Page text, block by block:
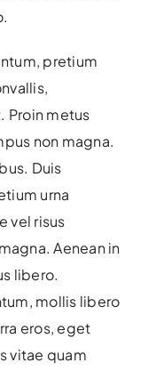
pretium
Proin metus
non magna.
Duis
urna
vel risus
Aenean in
libero.
mollis libero
eros, eget
vitae quam